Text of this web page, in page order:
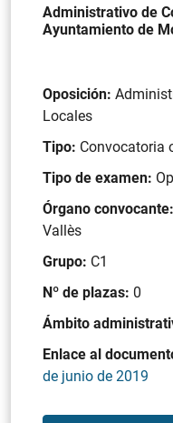
Administrativo de
Ayuntamiento de
Oposición:
Locales
Tipo: Convocatoria
Tipo de examen:
Órgano convocante:
Vallès
Grupo: C1
Nº de plazas: 0
Ámbito
Enlace al
de junio de 2019